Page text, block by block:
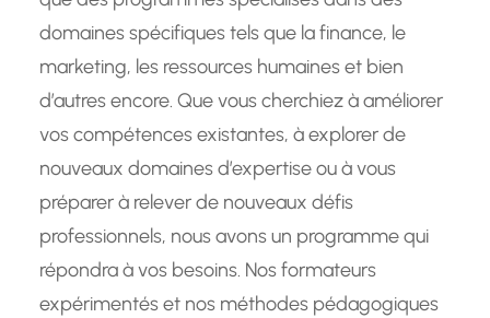
domaines spécifiques tels que la finance, le
marketing, les ressources humaines et bien
d’autres encore. Que vous cherchiez à améliorer
vos compétences existantes, à explorer de
nouveaux domaines d’expertise ou à vous
préparer à relever de nouveaux défis
professionnels, nous avons un programme qui
répondra à vos besoins. Nos formateurs
expérimentés et nos méthodes pédagogiques